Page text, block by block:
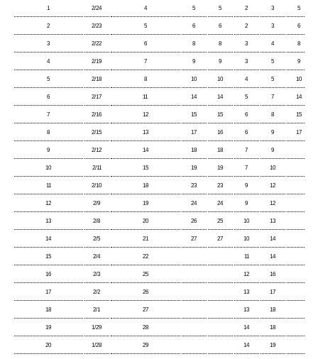
1 2/24 4 5 5 2 3 5
2 2/23 5 6 6 2 3 6
3 2/22 6 8 8 3 4 8
4 2/19 7 9 9 3 5 9
5 2/18 8 10 10 4 5 10
6 2/17 11 14 14 5 7 14
7 2/16 12 15 15 6 8 15
8 2/15 13 17 16 6 9 17
9 2/12 14 18 18 7 9
10 2/11 15 19 19 7 10
11 2/10 18 23 23 9 12
12 2/9 19 24 24 9 12
13 2/8 20 26 25 10 13
14 2/5 21 27 27 10 14
15 2/4 22 11 14
16 2/3 25 12 16
17 2/2 26 13 17
18 2/1 27 13 18
19 1/29 28 14 18
20 1/28 29 14 19